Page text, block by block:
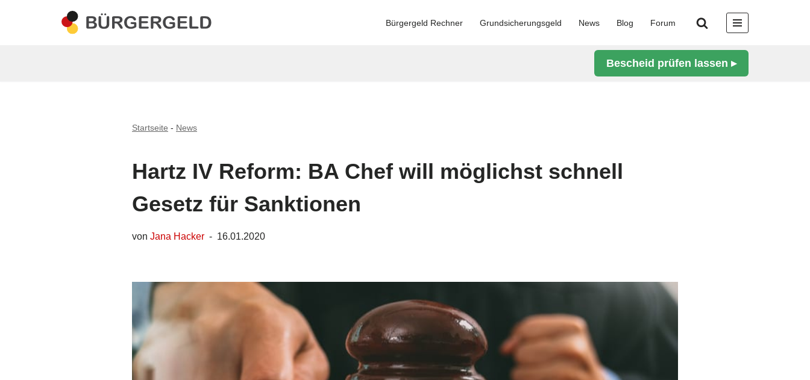
Bürgergeld Rechner Grundsicherungsgeld News Blog Forum
Bescheid prüfen lassen ▸
Startseite - News
Hartz IV Reform: BA Chef will möglichst schnell
Gesetz für Sanktionen
von Jana Hacker 16.01.2020